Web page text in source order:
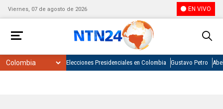
Viernes, 07 de agosto de 2026 EN VIVO
Elecciones Presidenciales en Colombia Gustavo Petro